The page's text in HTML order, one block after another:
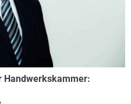
Handwerkskammer: